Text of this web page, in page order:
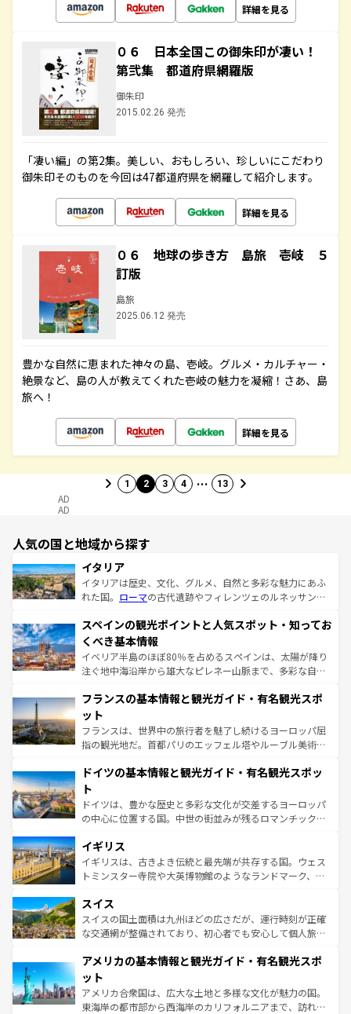
詳細を見る
０６ 日本全国この御朱印が凄い！
第弐集 都道府県網羅版
御朱印
2015.02.26 発売
「凄い編」の第2集。美しい、おもしろい、珍しいにこだわり
御朱印そのものを今回は47都道府県を網羅して紹介します。
詳細を見る
０６ 地球の歩き方 島旅 壱岐 ５
訂版
島旅
2025.06.12 発売
豊かな自然に恵まれた神々の島、壱岐。グルメ・カルチャー・
絶景など、島の人が教えてくれた壱岐の魅力を凝縮！さあ、島
旅へ！
詳細を見る
1 2 3 4 … 13
AD
AD
人気の国と地域から探す
イタリア
イタリアは歴史、文化、グルメ、自然と多彩な魅力にあふ
れた国。 ローマの古代遺跡やフィレンツェのルネッサンス
ろん、トスカーナの美しい田園風景やアマルフィ海岸の絶
景など、自然景観も見逃せない。観光の合間には、本場の
ピザやパスタなど、絶品のイタリア料理を堪能することも
できる。朝目覚めてから夜眠るまで、すべての瞬間を楽し
なお、新着のイタリア情報はコンテンツ一覧を参照してほ
しい。
スペインの観光ポイントと人気スポット・知ってお
くべき基本情報
イベリア半島のほぼ80％を占めるスペインは、太陽が降り
注ぐ地中海沿岸から雄大なピレネー山脈まで、多彩な自然
文化が根付くこの国では、情熱的なフラメンコ、熱気あふ
れる闘牛、そして美味しいタパスが生活の一部となってい
る。首都マドリードの洗練された雰囲気や、バルセロナの
アートに溢れた街角から、地方では古代ローマ遺跡や中世
せる。地方によって風土や気候が異なるスペインはその個
ンテンツ一覧 を参照してほしい。
フランスの基本情報と観光ガイド・有名観光スポ
ット
フランスは、世界中の旅行者を魅了し続けるヨーロッパ屈
指の観光地だ。首都パリのエッフェル塔やルーブル美術館
で、幅広い魅力が詰まっている。華麗な宮殿、歴史的な大
聖堂、美しいビーチ、そして豊かな自然が、訪れる者を心
から魅了する。また、フランスは美食の国としても知ら
れ、フランス料理はユネスコ無形文化遺産にも登録されて
香り高いラベンダー畑など、多彩な楽しみ方が可能だ。さ
らに、パリ以外の地域にも魅力が溢れており、どの街角に
も豊かな歴史と文化が息づいている。パリ以外の個性あふ
を参照してほしい。
ドイツの基本情報と観光ガイド・有名観光スポッ
ト
ドイツは、豊かな歴史と多彩な文化が交差するヨーロッパ
の中心に位置する国。中世の街並みが残るロマンチック街
顔を持つこの国は、どこを歩いても飽きることがない。ベ
ルリンの文化的活気、バイエルン州のアルプスの絶景、そ
してライン川沿いのワイン畑といった風景は必見。ビール
は、お酒好きな人にはぜひ体験してほしい。 なお、新着の
ドイツ情報はコンテンツ一覧を参照してほしい。
イギリス
イギリスは、古きよき伝統と最先端が共存する国。ウェス
トミンスター寺院や大英博物館のようなランドマーク、歴
リアごとに異なる魅力がある。また、優雅なアフタヌーン
ティー、ビール好きにはたまらない英国パブ、サッカー観
戦など、本場だからこそできる体験も豊富。イギリスを旅
ンツ一覧を参照してほしい。
スイス
スイスの国土面積は九州ほどの広さだが、運行時刻が正確
な交通網が整備されており、初心者でも安心して個人旅行
の建物がそのまま残る町や、スイスならではのユニークな
博物館もあり、アルプス観光だけでなく町歩きも満喫する
ことができる。国民の所得が高いため物価も高いが、旅行
者向けの交通パス提供のサービスもあり、うまく活用すれ
アメリカの基本情報と観光ガイド・有名観光スポ
ット
アメリカ合衆国は、広大な土地と多様な文化が魅力の国。
東海岸の都市部から西海岸のカリフォルニアまで、訪れる